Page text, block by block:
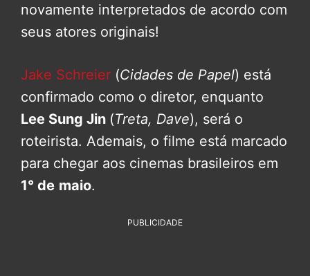
novamente interpretados de acordo com
seus atores originais!
Jake Schreier (Cidades de Papel) está
confirmado como o diretor, enquanto
Lee Sung Jin (Treta, Dave), será o
roteirista. Ademais, o filme está marcado
para chegar aos cinemas brasileiros em
1° de maio.
PUBLICIDADE